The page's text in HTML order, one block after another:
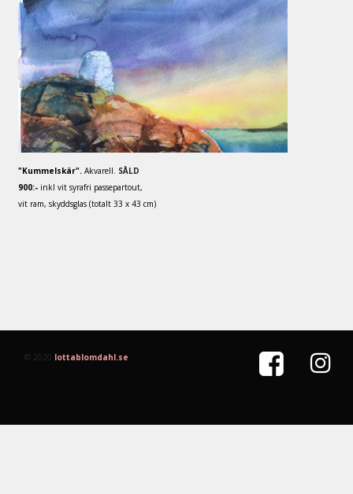
"Kummelskär". Akvarell. SÅLD
900:- inkl vit syrafri passepartout,
vit ram, skyddsglas (totalt 33 x 43 cm)
© 2020 lottablomdahl.se  